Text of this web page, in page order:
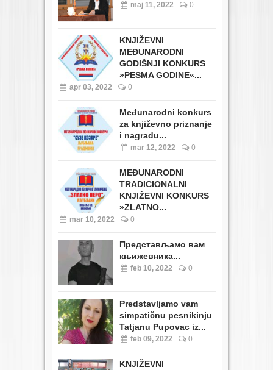
maj 11, 2022 0
KNJIŽEVNI
MEĐUNARODNI
GODIŠNJI KONKURS
»PESMA GODINE«...
apr 03, 2022 0
Međunarodni konkurs
za književno priznanje
i nagradu...
mar 12, 2022 0
MEĐUNARODNI
TRADICIONALNI
KNJIŽEVNI KONKURS
»ZLATNO...
mar 10, 2022 0
Представљамо вам
књижевника...
feb 10, 2022 0
Predstavljamo vam
simpatičnu pesnikinju
Tatjanu Pupovac iz...
feb 09, 2022 0
KNJIŽEVNI